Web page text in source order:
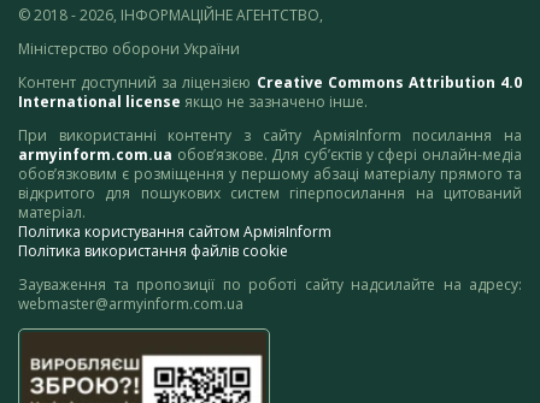
© 2018 - 2026, ІНФОРМАЦІЙНЕ АГЕНТСТВО,
Міністерство оборони України
Контент доступний за ліцензією Creative Commons Attribution 4.0
International license якщо не зазначено інше.
При використанні контенту з сайту АрміяInform посилання на
armyinform.com.ua обов’язкове. Для суб’єктів у сфері онлайн-медіа
обов’язковим є розміщення у першому абзаці матеріалу прямого та
відкритого для пошукових систем гіперпосилання на цитований
матеріал.
Політика користування сайтом АрміяInform
Політика використання файлів cookie
Зауваження та пропозиції по роботі сайту надсилайте на адресу:
webmaster@armyinform.com.ua